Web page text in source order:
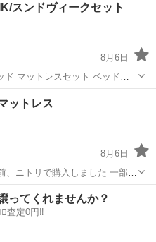
スンドヴィークセット
8月6日
ドフ
ットレス
8月6日
トリで購入しました 一部シ
せん なるべく早くに
8月10日以降は処
ベッド
ってくれませんか？
査定0円‼️